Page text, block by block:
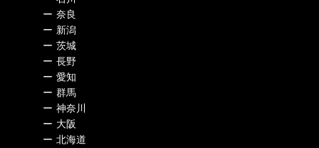
ー 奈良
ー 新潟
ー 茨城
ー 長野
ー 愛知
ー 群馬
ー 神奈川
ー 大阪
ー 北海道